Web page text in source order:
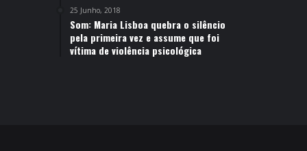
25 Junho, 2018
Som: Maria Lisboa quebra o silêncio
pela primeira vez e assume que foi
vítima de violência psicológica